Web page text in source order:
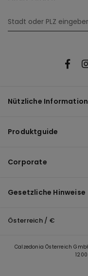
Nützliche
Produktguide
Corporate
Gesetzliche Hinweise
Österreich / €
Calzedonia Österreich